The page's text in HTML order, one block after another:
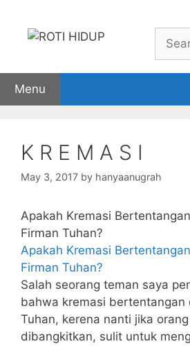
content
Search
for:
Menu
K R E M A S I
May 3, 2017 by hanyaanugrah
Apakah Kremasi
Firman Tuhan?
Apakah Kremasi
Firman Tuhan?
Salah seorang teman saya
bahwa kremasi bertentangan
Tuhan, kerena nanti jika
dibangkitkan, sulit untuk